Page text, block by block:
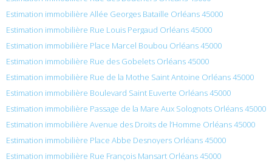
Estimation immobilière Allée Georges Bataille Orléans 45000
Estimation immobilière Rue Louis Pergaud Orléans 45000
Estimation immobilière Place Marcel Boubou Orléans 45000
Estimation immobilière Rue des Gobelets Orléans 45000
Estimation immobilière Rue de la Mothe Saint Antoine Orléans 45000
Estimation immobilière Boulevard Saint Euverte Orléans 45000
Estimation immobilière Passage de la Mare Aux Solognots Orléans 45000
Estimation immobilière Avenue des Droits de l’Homme Orléans 45000
Estimation immobilière Place Abbe Desnoyers Orléans 45000
Estimation immobilière Rue François Mansart Orléans 45000